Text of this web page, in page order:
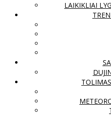
LAIKIKLIAI